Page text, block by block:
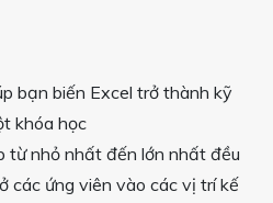
bạn biến Excel trở thành kỹ
khóa học
từ nhỏ nhất đến lớn nhất đều
các ứng viên vào các vị trí kế